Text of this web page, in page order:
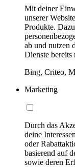
Mit deiner
unserer
Produkte.
ab und nutzen
Dienste bereits
Bing, Criteo,
Marketing
Durch das
deine
oder
basierend auf
sowie deren